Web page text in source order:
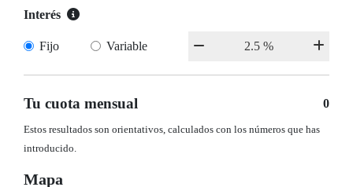
Interés
Fijo Variable
Tu cuota mensual 0
Estos resultados son orientativos, calculados con los números que has
introducido.
Mapa